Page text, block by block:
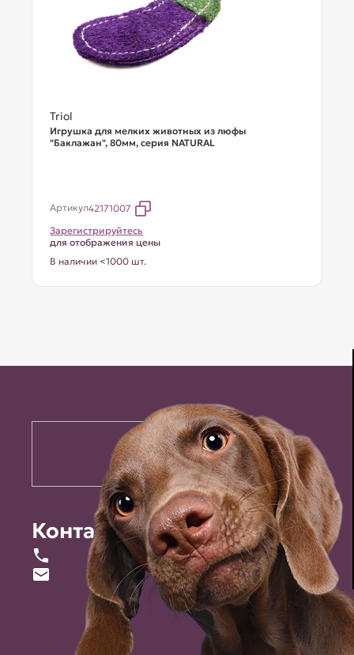
Triol
Игрушка для мелких животных из люфы
"Баклажан", 80мм, серия NATURAL
Артикул42171007
Зарегистрируйтесь
для отображения цены
В наличии <1000 шт.
Контакты